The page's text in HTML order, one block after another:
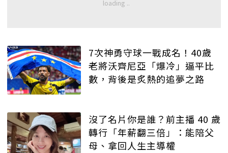
7次神勇守球一戰成名！40歲
老將沃齊尼亞「爆冷」逼平比
數，背後是炙熱的追夢之路
沒了名片你是誰？前主播 40 歲
轉行「年薪翻三倍」：能陪父
母、拿回人生主導權